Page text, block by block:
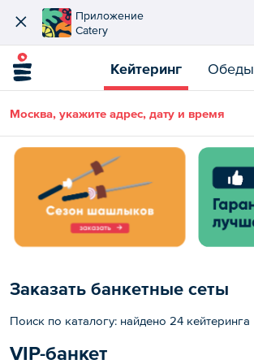
Приложение
Catery
Кейтеринг Обеды
Москва, укажите адрес, дату и время
Заказать банкетные сеты
Поиск по каталогу: найдено 24 кейтеринга
VIP-банкет